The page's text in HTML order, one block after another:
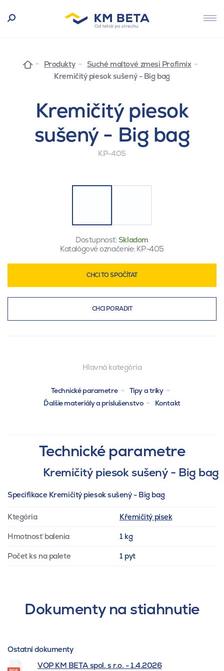
Produkty
Suché maltové zmesi Profimix
Kremičitý piesok sušený - Big bag
Kremičitý piesok
sušený - Big bag
KP-405
Dostupnosť:Skladom
Katalógové označenie: KP-405
CHCI TO SPOČÍTAT
CHCI PORADIT
Hlavná kategória
Technické parametre
Tipy a triky
Ďalšie materiály a príslušenstvo
Kontakt
Technické parametre
Kremičitý piesok sušený - Big bag
Specifikace Kremičitý piesok sušený - Big bag
Ktegória Křemičitý písek
Hmotnosť balenia 1 kg
Počet ks na palete 1 pyt
Dokumenty na stiahnutie
Ostatní dokumenty
VOP KM BETA spol. s r.o. - 1.4.2026